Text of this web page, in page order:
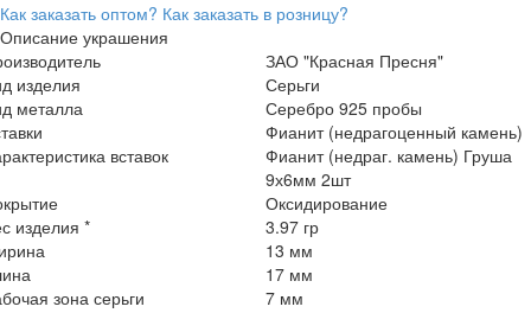
Как заказать оптом? Как заказать в розницу?
Описание украшения
ЗАО "Красная Пресня"
изделия
Серьги
металла
Серебро 925 пробы
Фианит (недрагоценный камень)
вставок
Фианит (недраг. камень) Груша
9х6мм 2шт
Оксидирование
изделия *
3.97 гр
13 мм
17 мм
зона серьги
7 мм